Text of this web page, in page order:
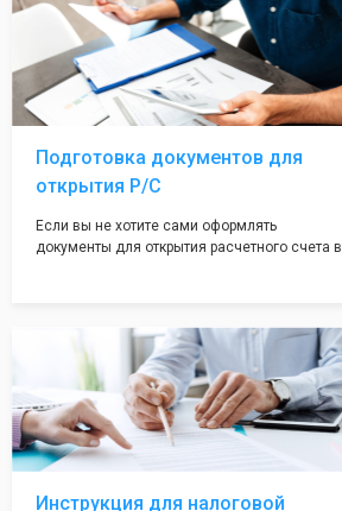
печати по индивидуальному эскизу, который
Вы выберете сами из нашего каталога.
Подготовка документов для
открытия Р/С
Если вы не хотите сами оформлять
документы для открытия расчетного счета в
открытия счета, с минимальным затратом
вашего времени и сил!
Инструкция для налоговой